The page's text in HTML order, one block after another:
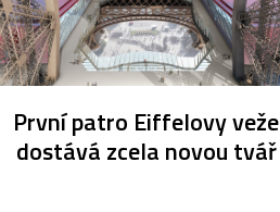
První patro Eiffelovy veže
dostává zcela novou tvář